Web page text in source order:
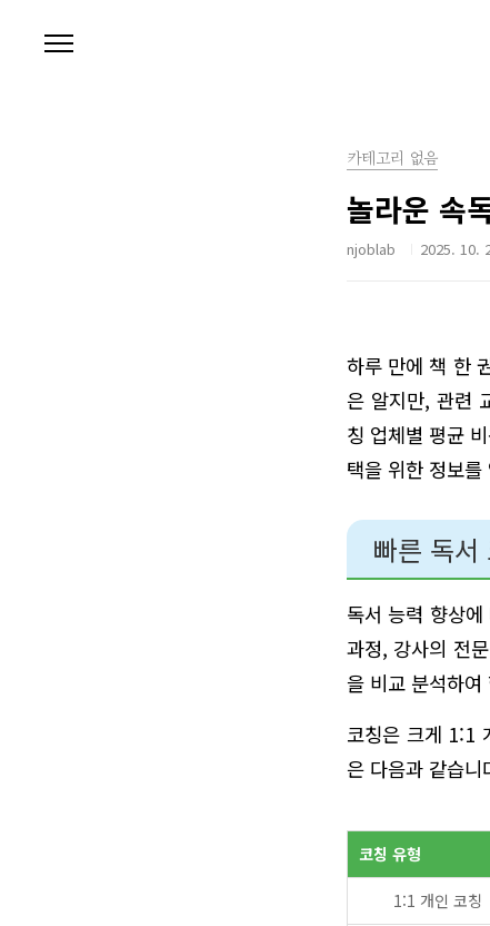
카테고리 없음
놀라운 속
njoblab 2025. 10.
하루 만에 책 한
은 알지만, 관련
칭 업체별 평균
택을 위한 정보를
빠른 독서
독서 능력 향상
과정, 강사의 전
을 비교 분석하여
코칭은 크게 1:1
은 다음과 같습니
코칭 유형
1:1 개인 코칭